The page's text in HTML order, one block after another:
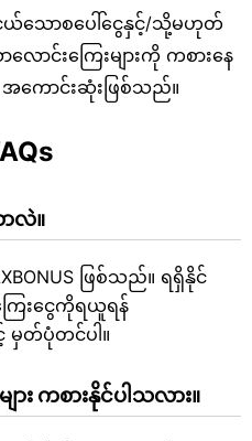
သောစပေါ်ငွေနှင့်/သို့မဟုတ်
ောင်းကြေးများကို ကစားနေ
ကောင်းဆုံးဖြစ်သည်။
ာလဲ။
ဖြစ်သည်။ ရရှိနိုင်
ေးငွေကိုရယူရန်
မှတ်ပုံတင်ပါ။
များ ကစားနိုင်ပါသလား။